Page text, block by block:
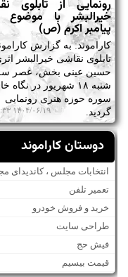
رونمایی از تابلوی
خیرالبشر با موضوع
پیامبر اکرم (ص)
کاراموند: به گزارش
تابلوی نقاشی خیرالبشر
حسین عینی بخش، عصر
شنبه ۱۸ شهریور در نگاه
سوره حوزه هنری رونمایی
گردید.
۱۴۰۴/۰۶/۱۹ ۱۰:۲۲:۳۳
دوستان کاراموند
انتخابات مجلس ، کاندیدای
تعمیر تلفن
خرید و فروش خودرو
طراحی سایت
فیش حج
قیمت بیسیم